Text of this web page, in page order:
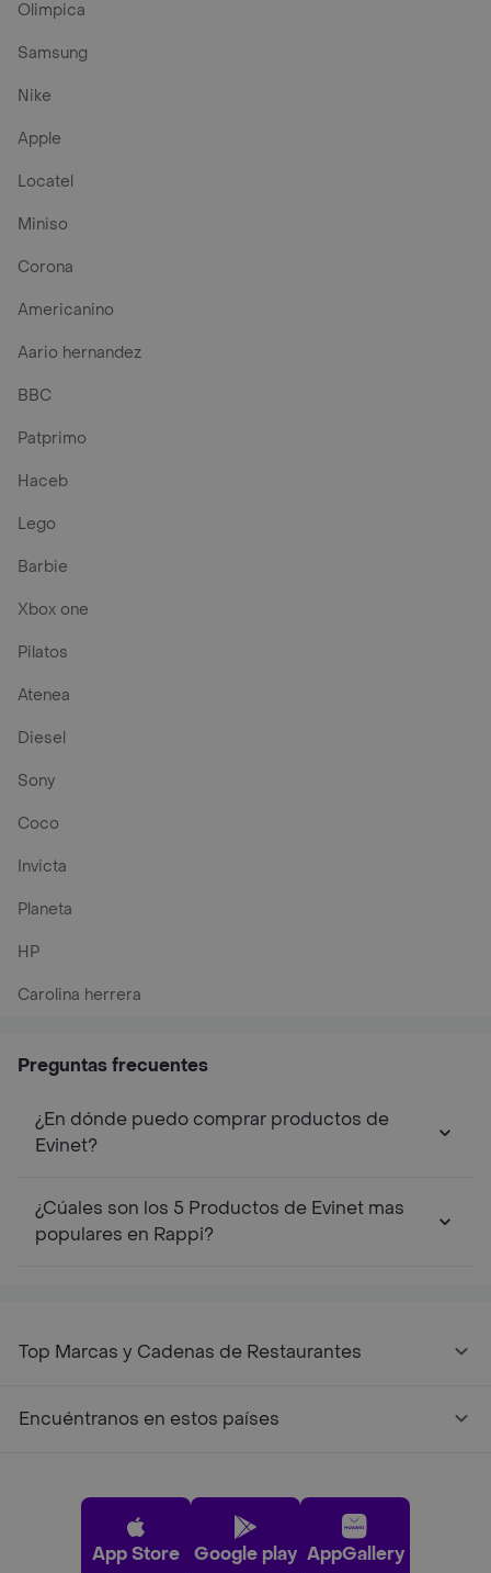
Olimpica
Samsung
Nike
Apple
Locatel
Miniso
Corona
Americanino
Aario hernandez
BBC
Patprimo
Haceb
Lego
Barbie
Xbox one
Pilatos
Atenea
Diesel
Sony
Coco
Invicta
Planeta
HP
Carolina herrera
Preguntas frecuentes
¿En dónde puedo comprar productos de
Evinet?
¿Cúales son los 5 Productos de Evinet mas
populares en Rappi?
Top Marcas y Cadenas de Restaurantes
Encuéntranos en estos países
App Store Google play AppGallery